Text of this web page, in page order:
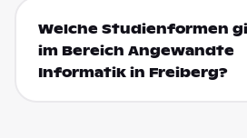
Welche Studienformen
im Bereich Angewandte
Informatik in Freiberg?